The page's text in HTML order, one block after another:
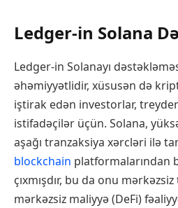
Ledger-in Solana
Ledger-in Solanayı
əhəmiyyətlidir, xüsusən də
iştirak edən investorlar,
istifadəçilər üçün. Solana,
aşağı tranzaksiya xərcləri ilə
blockchain platformalarından
çıxmışdır, bu da onu
mərkəzsiz maliyyə (DeFi)